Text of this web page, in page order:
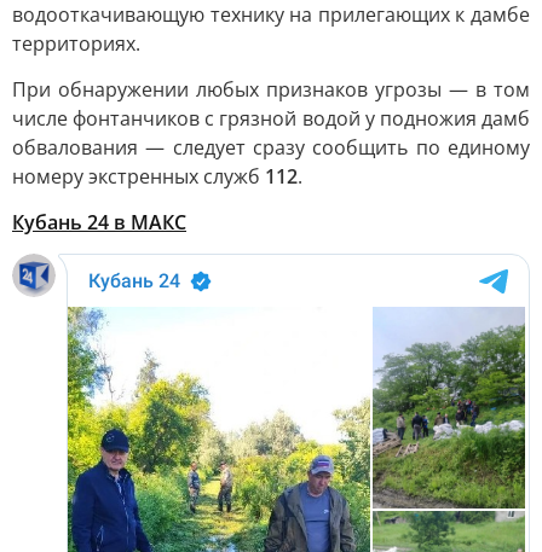
водооткачивающую технику на прилегающих к дамбе
территориях.
При обнаружении любых признаков угрозы — в том
числе фонтанчиков с грязной водой у подножия дамб
обвалования — следует сразу сообщить по единому
номеру экстренных служб 112.
Кубань 24 в МАКС